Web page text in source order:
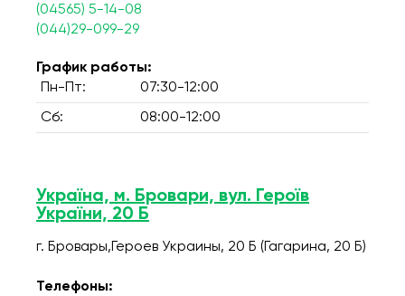
(04565) 5-14-08
(044)29-099-29
График работы:
Пн-Пт:
07:30-12:00
Сб: 08:00-12:00
Україна, м. Бровари, вул. Героїв
України, 20 Б
г. Бровары,Героев Украины, 20 Б (Гагарина, 20 Б)
Телефоны: